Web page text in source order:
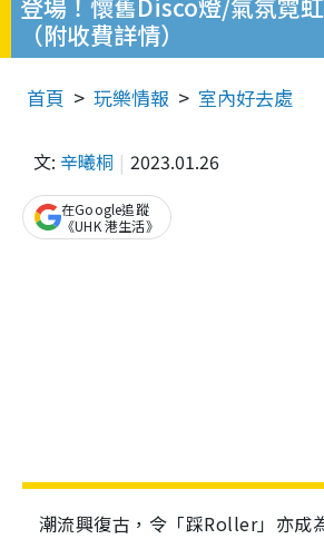
登場！懷舊Disco燈/氣氛霓
（附收費詳情）
首頁 玩樂情報 室內好去處
文: 辛曦桐 2023.01.26
在Google追蹤
《UHK 港生活》
潮流興復古，令「踩Roller」亦成